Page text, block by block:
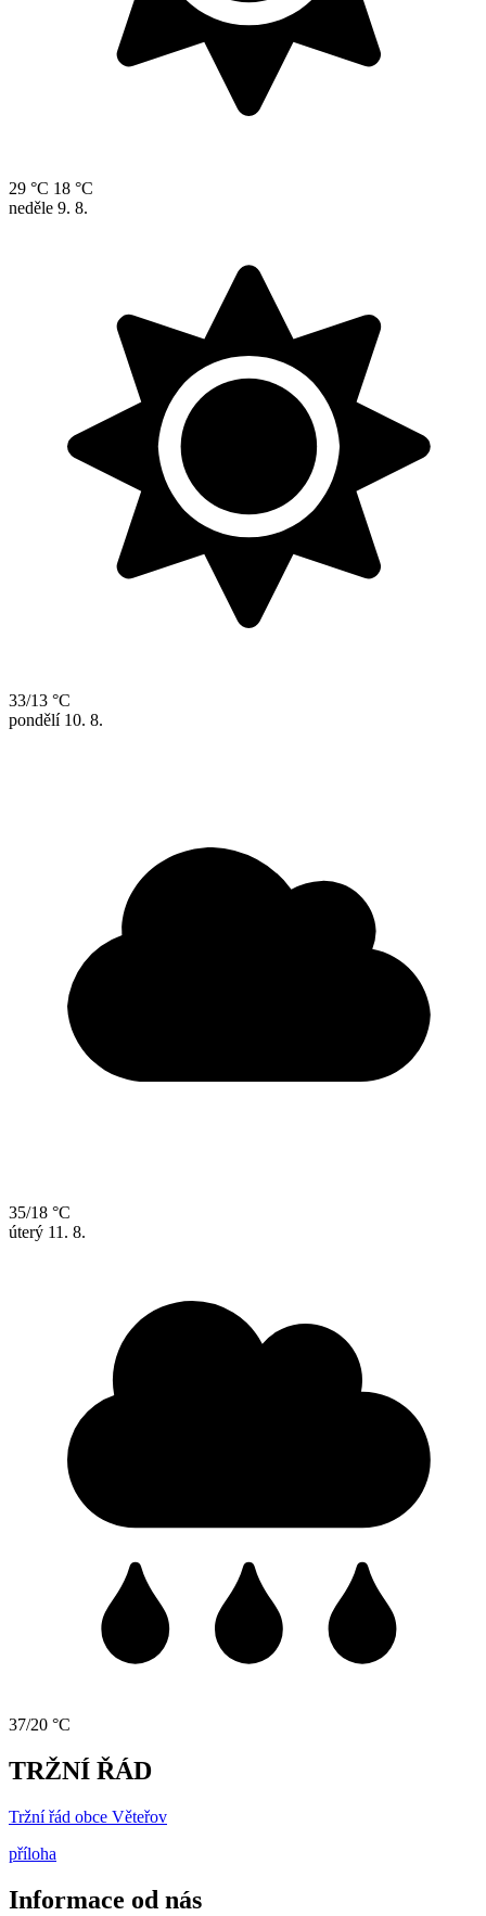
29 °C 18 °C
neděle 9. 8.
33/13 °C
pondělí 10. 8.
35/18 °C
úterý 11. 8.
37/20 °C
TRŽNÍ ŘÁD
Tržní řád obce Věteřov
příloha
Informace od nás